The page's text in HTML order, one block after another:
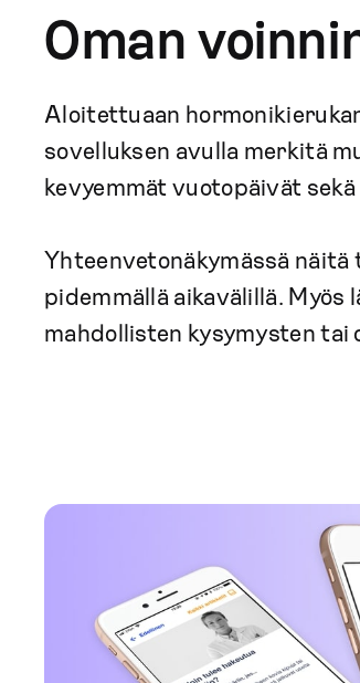
Oman
Aloitettuaan
sovelluksen avulla merkitä
kevyemmät vuotopäivät
Yhteenvetonäkymässä
pidemmällä aikavälillä.
mahdollisten kysymysten tai